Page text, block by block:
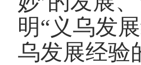
明“义乌发
乌发展经验